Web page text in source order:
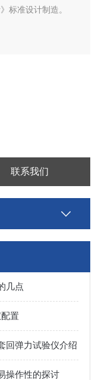
标准设计制造。
联系我们
几点
置
回弹力试验仪介绍
操作性的探讨